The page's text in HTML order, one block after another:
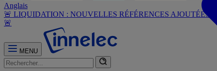
Anglais
🚨 LIQUIDATION : NOUVELLES RÉFÉRENCES AJOUTÉES
🚨
MENU